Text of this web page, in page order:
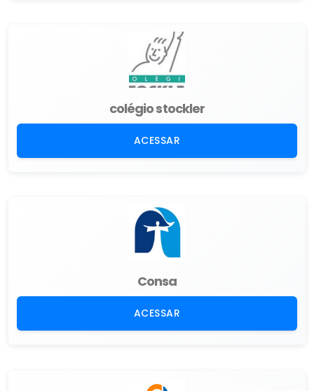
colégio stockler
ACESSAR
Consa
ACESSAR